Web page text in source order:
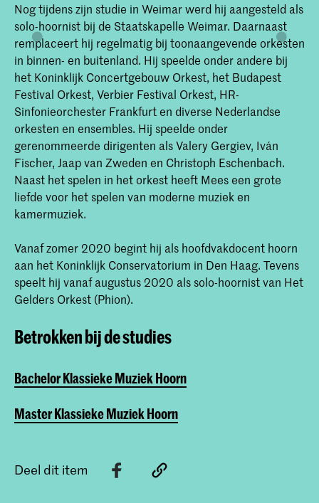
Nog tijdens zijn studie in Weimar werd hij aangesteld als
solo-hoornist bij de Staatskapelle Weimar. Daarnaast
remplaceert hij regelmatig bij toonaangevende orkesten
in binnen- en buitenland. Hij speelde onder andere bij
het Koninklijk Concertgebouw Orkest, het Budapest
Festival Orkest, Verbier Festival Orkest, HR-
Sinfonieorchester Frankfurt en diverse Nederlandse
orkesten en ensembles. Hij speelde onder
gerenommeerde dirigenten als Valery Gergiev, Iván
Fischer, Jaap van Zweden en Christoph Eschenbach.
Naast het spelen in het orkest heeft Mees een grote
liefde voor het spelen van moderne muziek en
kamermuziek.
Vanaf zomer 2020 begint hij als hoofdvakdocent hoorn
aan het Koninklijk Conservatorium in Den Haag. Tevens
speelt hij vanaf augustus 2020 als solo-hoornist van Het
Gelders Orkest (Phion).
Betrokken bij de studies
Bachelor Klassieke Muziek Hoorn
Master Klassieke Muziek Hoorn
Deel dit item